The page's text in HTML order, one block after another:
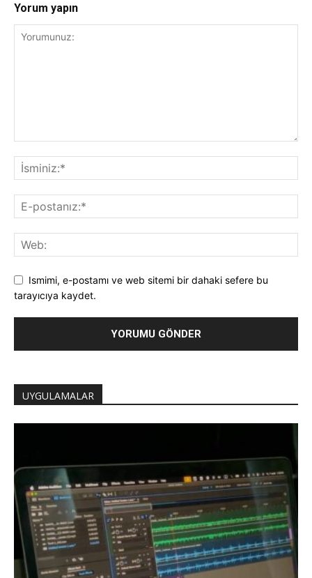
Yorum yapın
Ismimi, e-postamı ve web sitemi bir dahaki sefere bu
tarayıcıya kaydet.
UYGULAMALAR